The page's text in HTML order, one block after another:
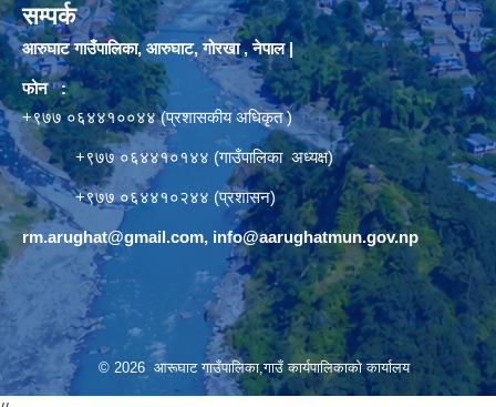
सम्पर्क
आरुघाट गाउँपालिका, आरुघाट, गोरखा , नेपाल |
फोन :
+९७७ ०६४४१००४४ (प्रशासकीय अधिकृत )
+९७७ ०६४४१०१४४ (गाउँपालिका अध्यक्ष)
+९७७ ०६४४१०२४४ (प्रशासन)
rm.arughat@gmail.com, info@aarughatmun.gov.np
© 2026 आरूघाट गाउँपालिका,गाउँ कार्यपालिकाको कार्यालय